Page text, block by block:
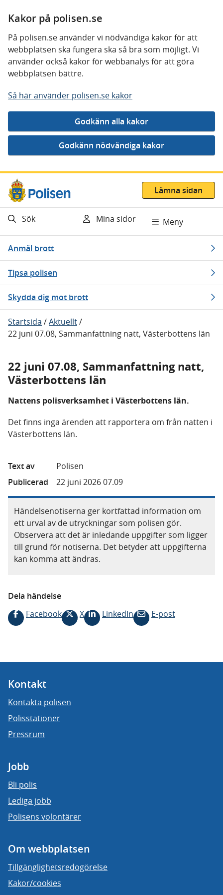
Kakor på polisen.se
På polisen.se använder vi nödvändiga kakor för att
webbplatsen ska fungera ska så bra som möjligt. Vi
använder också kakor för webbanalys för att göra
webbplatsen bättre.
Så här använder polisen.se kakor
Gå direkt till innehåll
Lämna sidan
Sök Mina sidor Meny
Anmäl brott
Tipsa polisen
Skydda dig mot brott
Startsida /Aktuellt/
22 juni 07.08, Sammanfattning natt, Västerbottens län
22 juni 07.08, Sammanfattning natt,
Västerbottens län
Nattens polisverksamhet i Västerbottens län.
Det finns inga ärenden att rapportera om från natten i
Västerbottens län.
Text av
Polisen
Publicerad
22 juni 2026 07.09
Händelsenotiserna ger kortfattad information om
ett urval av de utryckningar som polisen gör.
Observera att det är inledande uppgifter som ligger
till grund för notiserna. Det betyder att uppgifterna
kan komma att ändras.
Dela händelse
Facebook
X LinkedIn E-post
Kontakt
Kontakta polisen
Polisstationer
Pressrum
Jobb
Bli polis
Lediga jobb
Polisens volontärer
Om webbplatsen
Tillgänglighetsredogörelse
Kakor/cookies